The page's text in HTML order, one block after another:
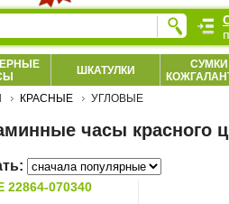
ШКАТУЛКИ
СУМКИ
КРАСНЫЕ УГЛОВЫЕ
часы красного
22864-070340